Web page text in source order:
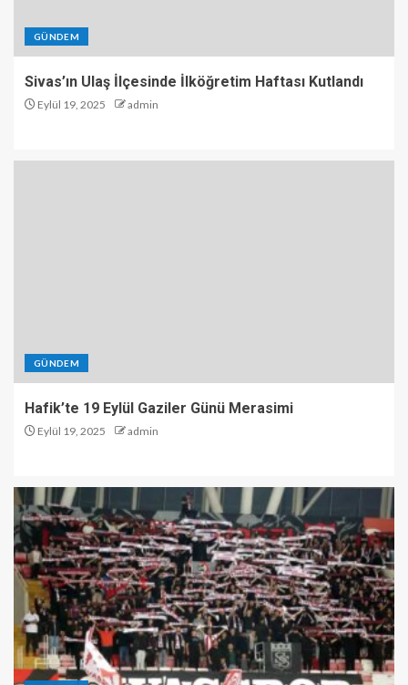
GÜNDEM
Sivas’ın Ulaş İlçesinde İlköğretim Haftası Kutlandı
Eylül 19, 2025 admin
GÜNDEM
Hafik’te 19 Eylül Gaziler Günü Merasimi
Eylül 19, 2025 admin